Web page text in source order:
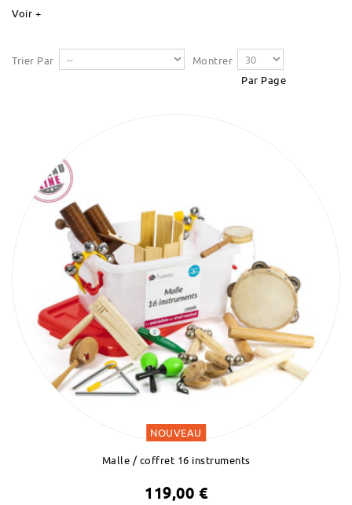
Voir +
Trier Par
Montrer
Par Page
NOUVEAU
Malle / coffret 16 instruments
119,00 €